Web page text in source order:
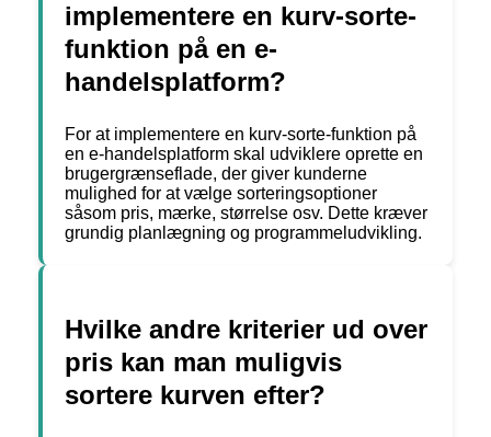
implementere en kurv-sorte-
funktion på en e-
handelsplatform?
For at implementere en kurv-sorte-funktion på
en e-handelsplatform skal udviklere oprette en
brugergrænseflade, der giver kunderne
mulighed for at vælge sorteringsoptioner
såsom pris, mærke, størrelse osv. Dette kræver
grundig planlægning og programmeludvikling.
Hvilke andre kriterier ud over
pris kan man muligvis
sortere kurven efter?